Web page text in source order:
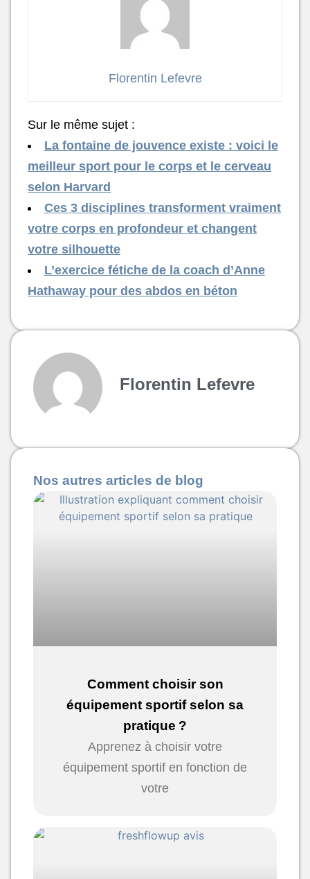
Florentin Lefevre
Sur le même sujet :
La fontaine de jouvence existe : voici le
meilleur sport pour le corps et le cerveau
selon Harvard
Ces 3 disciplines transforment vraiment
votre corps en profondeur et changent
votre silhouette
L’exercice fétiche de la coach d’Anne
Hathaway pour des abdos en béton
Florentin Lefevre
Nos autres articles de blog
Comment choisir son
équipement sportif selon sa
pratique ?
Apprenez à choisir votre
équipement sportif en fonction de
votre